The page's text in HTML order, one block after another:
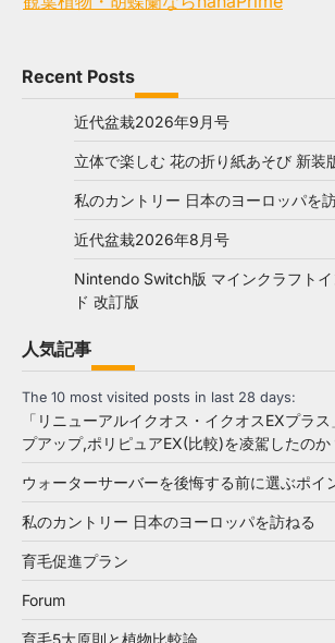
Recent Posts
近代盆栽2026年9月号
立体で楽しむ 花の折り紙あそび 新装
私のカントリー 日本のヨーロッパを
近代盆栽2026年8月号
Nintendo Switch版 マインクラフトイ
ド 改訂版
人気記事
The 10 most visited posts in last 28 days:
「リニューアルイクオス・イクオスEXプラ
プアップ,ポリピュアEX(比較)を凌駕したのか
ウォーターサーバーを後悔する前に選ぶポイ
私のカントリー 日本のヨーロッパを訪ねる
育毛促進プラン
Forum
育毛5大原則と植物比較論